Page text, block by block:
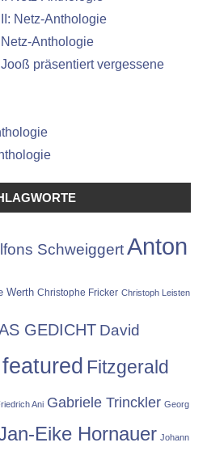
Netz-Anthologie
Anthologie
präsentiert vergessene
SchweiggertAnton
Werth Christophe Fricker Christoph Leisten
GEDICHT David
featured Fitzgerald
Ani Gabriele Trinckler Georg
Eike Hornauer Johann